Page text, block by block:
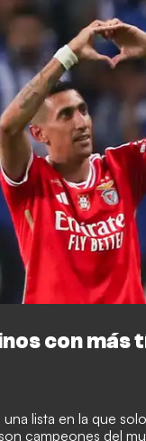
con más
una lista en la que
campeones del